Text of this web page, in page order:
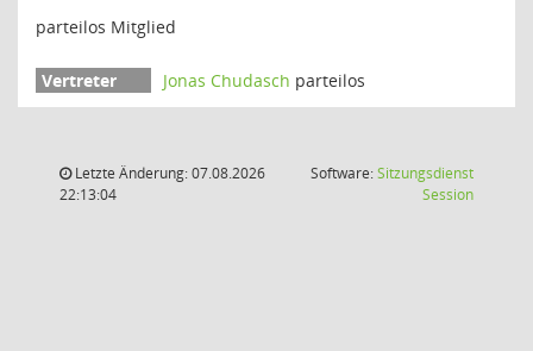
parteilos Mitglied
Jonas Chudasch parteilos
Letzte Änderung: 07.08.2026
22:13:04
Software:Sitzungsdienst
Session(Wird in